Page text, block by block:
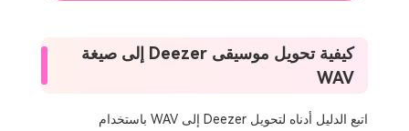
كيفية تحويل موسيقى Deezer إلى صيغة
WAV
اتبع الدليل أدناه لتحويل Deezer إلى WAV باستخدام